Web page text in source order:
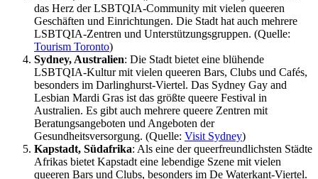
das Herz der LSBTQIA-Community mit vielen queeren
Geschäften und Einrichtungen. Die Stadt hat auch mehrere
LSBTQIA-Zentren und Unterstützungsgruppen. (Quelle:
Tourism Toronto)
Sydney, Australien: Die Stadt bietet eine blühende
LSBTQIA-Kultur mit vielen queeren Bars, Clubs und Cafés,
besonders im Darlinghurst-Viertel. Das Sydney Gay and
Lesbian Mardi Gras ist das größte queere Festival in
Australien. Es gibt auch mehrere queere Zentren mit
Beratungsangeboten und Angeboten der
Gesundheitsversorgung. (Quelle: Visit Sydney)
Kapstadt, Südafrika: Als eine der queerfreundlichsten Städte
Afrikas bietet Kapstadt eine lebendige Szene mit vielen
queeren Bars und Clubs, besonders im De Waterkant-Viertel.